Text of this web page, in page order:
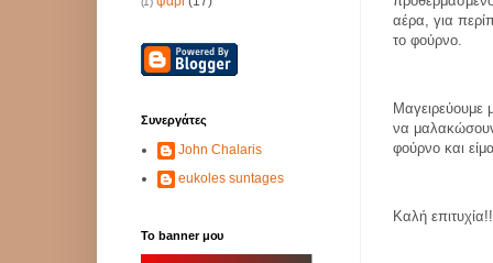
αέρα, για
το φούρνο.
Μαγειρεύουμε
να
φούρνο και
Καλή
Συνεργάτες
John Chalaris
eukoles suntages
Το banner μου